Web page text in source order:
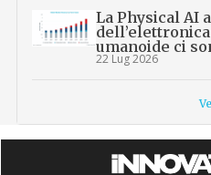
La Physical AI
umanoide ci
22 Lug 2026